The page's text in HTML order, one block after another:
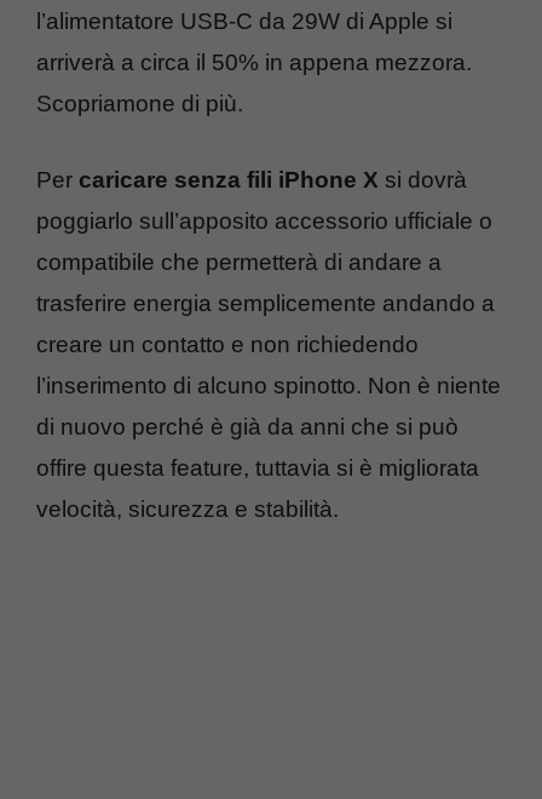
l’alimentatore USB-C da 29W di Apple si
arriverà a circa il 50% in appena mezzora.
Scopriamone di più.
Per caricare senza fili iPhone X si dovrà
poggiarlo sull’apposito accessorio ufficiale o
compatibile che permetterà di andare a
trasferire energia semplicemente andando a
creare un contatto e non richiedendo
l’inserimento di alcuno spinotto. Non è niente
di nuovo perché è già da anni che si può
offire questa feature, tuttavia si è migliorata
velocità, sicurezza e stabilità.